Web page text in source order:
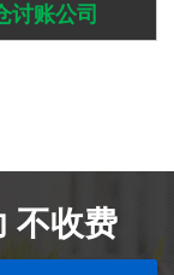
讨账公司
不收费